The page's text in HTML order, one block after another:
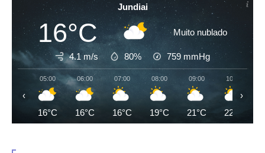
Jundiai
16°C Muito nublado
4.1 m/s 80% 759 mmHg
05:00
16°C
06:00
16°C
07:00
16°C
08:00
19°C
09:00
21°C
10:00
22°C
‹ ›